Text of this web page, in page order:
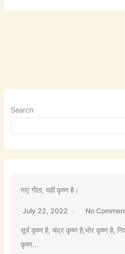
Search
गाएं गीता, यहीं कृष्ण है।
July 22, 2022 No
सूर्य कृष्ण है, चंद्र कृष्ण है,भोर कृष्ण है,
कृष्ण...